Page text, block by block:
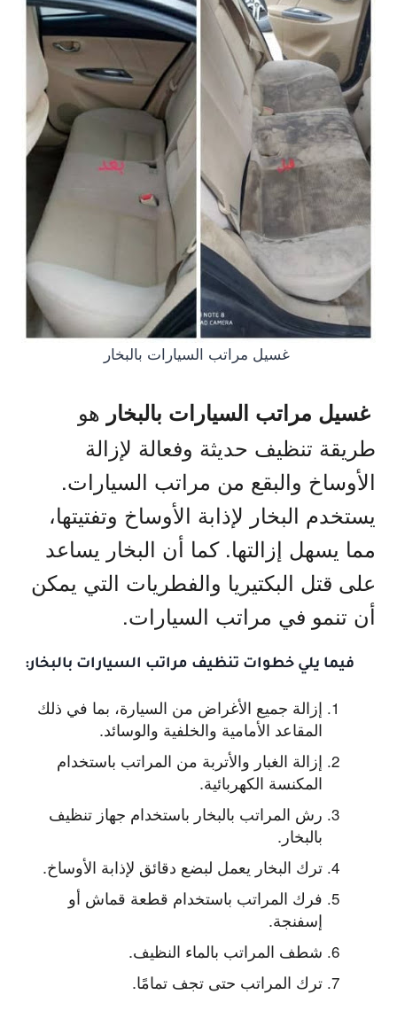
غسيل مراتب السيارات بالبخار
غسيل مراتب السيارات بالبخار هو
طريقة تنظيف حديثة وفعالة لإزالة
الأوساخ والبقع من مراتب السيارات.
يستخدم البخار لإذابة الأوساخ وتفتيتها،
مما يسهل إزالتها. كما أن البخار يساعد
على قتل البكتيريا والفطريات التي يمكن
أن تنمو في مراتب السيارات.
فيما يلي خطوات تنظيف مراتب السيارات بالبخار:
إزالة جميع الأغراض من السيارة، بما في ذلك
المقاعد الأمامية والخلفية والوسائد.
إزالة الغبار والأتربة من المراتب باستخدام
المكنسة الكهربائية.
رش المراتب بالبخار باستخدام جهاز تنظيف
بالبخار.
ترك البخار يعمل لبضع دقائق لإذابة الأوساخ.
فرك المراتب باستخدام قطعة قماش أو
إسفنجة.
شطف المراتب بالماء النظيف.
ترك المراتب حتى تجف تمامًا.